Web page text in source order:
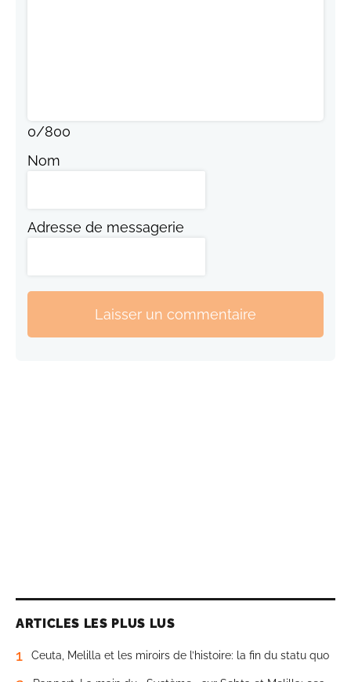
0/800
Nom
Adresse de messagerie
Laisser un commentaire
ARTICLES LES PLUS LUS
1 Ceuta, Melilla et les miroirs de l’histoire: la fin du statu quo